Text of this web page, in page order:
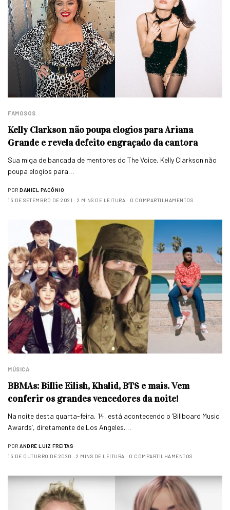
FAMOSOS
Kelly Clarkson não poupa elogios para Ariana
Grande e revela defeito engraçado da cantora
Sua miga de bancada de mentores do The Voice, Kelly Clarkson não
poupa elogios para…
POR DANIEL PACÔNIO
15 DE SETEMBRO DE 2021
2 MINS DE LEITURA 0 COMPARTILHAMENTOS
MÚSICA
BBMAs: Billie Eilish, Khalid, BTS e mais. Vem
conferir os grandes vencedores da noite!
Na noite desta quarta-feira, 14, está acontecendo o ‘Billboard Music
Awards’, diretamente de Los Angeles.…
POR ANDRÉ LUIZ FREITAS
15 DE OUTUBRO DE 2020
2 MINS DE LEITURA 0 COMPARTILHAMENTOS